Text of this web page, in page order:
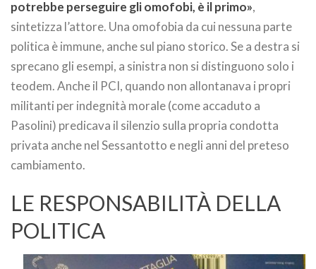
potrebbe perseguire gli omofobi, è il primo»,
sintetizza l’attore. Una omofobia da cui nessuna parte
politica è immune, anche sul piano storico. Se a destra si
sprecano gli esempi, a sinistra non si distinguono solo i
teodem. Anche il PCI, quando non allontanava i propri
militanti per indegnità morale (come accaduto a
Pasolini) predicava il silenzio sulla propria condotta
privata anche nel Sessantotto e negli anni del preteso
cambiamento.
LE RESPONSABILITÀ DELLA
POLITICA